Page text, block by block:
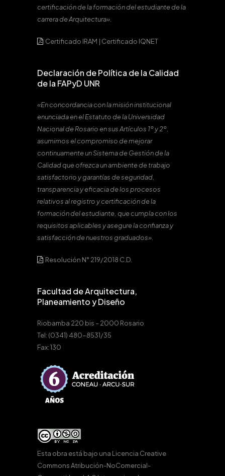
certificación de la formación del estudiante de la
carrera de Arquitectura».
Certificado IRAM | Certificado IQNET
Declaración de Política de la Calidad
de la FAPyD UNR
«En concordancia con la misión institucional
enunciada en el Estatuto de la Universidad
Nacional de Rosario en sus Artículos 1º y 2º,
asumimos el compromiso de mejorar
continuamente un Sistema de Gestión de la
Calidad que ofrezca un ambiente de trabajo
satisfactorio y garantías de seguridad,
transparencia y eficacia de los procesos
relativos al registro y certificación de la
formación del estudiante, que cumpla con los
requisitos aplicables y asegure la confianza y
satisfacción de nuestros graduados».
Resolución N° 219/2018 C.D.
Facultad de Arquitectura,
Planeamiento y Diseño
Riobamba 220 bis – 2000 Rosario
Tel: (0341) 480-8531/35
Fax: 130
Esta obra está bajo una Licencia Creative
Commons Atribución-NoComercial-